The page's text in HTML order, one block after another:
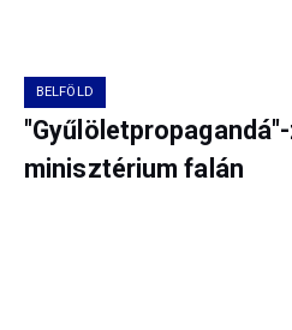
BELFÖLD
minisztérium falán